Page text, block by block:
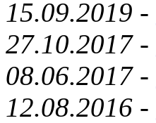
15.09.2019 -
27.10.2017-
08.06.2017-
12.08.2016 -